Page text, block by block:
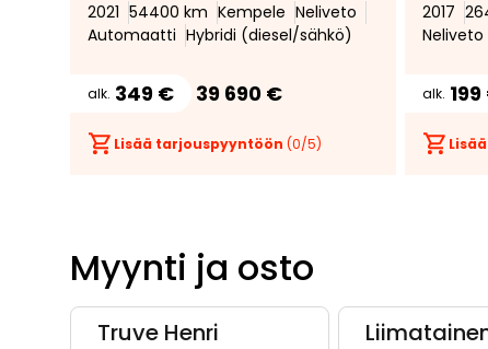
ajovalot * Urheiluistuimet *
Adaptiivinen
2021 54400 km Kempele Neliveto
Automaatti Hybridi (diesel/sähkö)
alk. 349 € 39 690 €
Lisää tarjouspyyntöön (0/5)
Kahdet
2017
Neliveto
alk.
Myynti ja osto
Truve Henri